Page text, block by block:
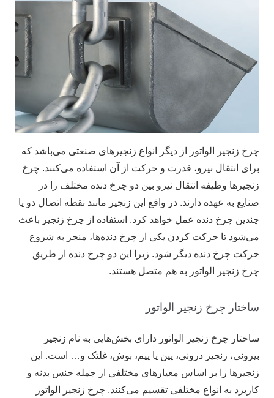
چرخ زنجیر الواتور از دیگر انواع زنجیر‌های صنعتی می‌باشد که
برای انتقال نیرو، قدرت و حرکت از آن استفاده می‌کنند. چرخ
زنجیر‌ها وظیفه انتقال نیرو بین دو چرخ دنده مختلف را در
صنایع به عهده دارند. در واقع این زنجیر مانند نقطه اتصال دو یا
چندین چرخ دنده عمل خواهد کرد. استفاده از چرخ زنجیر باعث
می‌شود تا حرکت کردن یکی از چرخ دنده‌ها، منجر به شروع
حرکت چرخ دنده دیگر شود. زیرا این دو چرخ دنده از طریق
چرخ زنجیر الواتور به هم متصل هستند.
ساختار چرخ زنجیر الواتور
ساختار چرخ زنجیر الواتور دارای بخش‌هایی به نام زنجیر
بیرونی، زنجیر درونی، پین یا پیم، بوش، غلتک و… است. این
زنجیر‌ها را بر اساس معیار‌های مختلفی از جمله جنس بدنه و
کاربرد به انواع مختلفی تقسیم می‌کنند. چرخ زنجیر الواتور